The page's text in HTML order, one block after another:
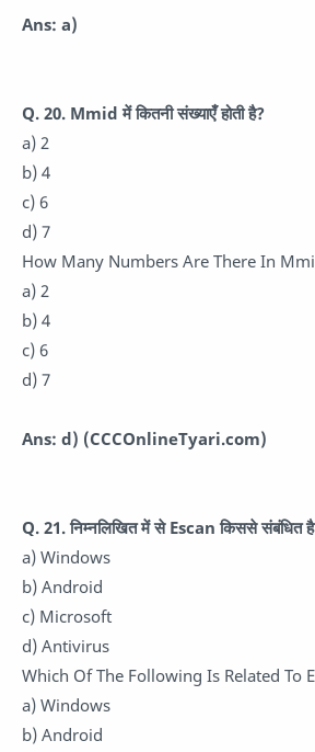
Ans: a)
Q. 20. Mmid में कितनी संख्याएँ होती है?
a) 2
b) 4
c) 6
d) 7
How Many Numbers Are There In
a) 2
b) 4
c) 6
d) 7
Ans: d) (CCCOnlineTyari.com)
Q. 21. निम्नलिखित में से Escan किससे संबंधित
a) Windows
b) Android
c) Microsoft
d) Antivirus
Which Of The Following Is Related To
a) Windows
b) Android